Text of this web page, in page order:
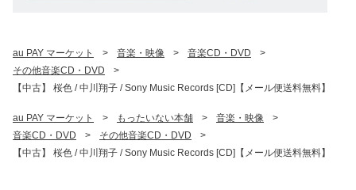
au PAY マーケット > 音楽・映像 > 音楽CD・DVD
>
その他音楽CD・DVD
>
【中古】 桜色 / 中川翔子 / Sony Music Records [CD]【メール便送料無料】
au PAY マーケット > もったいない本舗 > 音楽・映像
>
音楽CD・DVD
> その他音楽CD・DVD
>
【中古】 桜色 / 中川翔子 / Sony Music Records [CD]【メール便送料無料】